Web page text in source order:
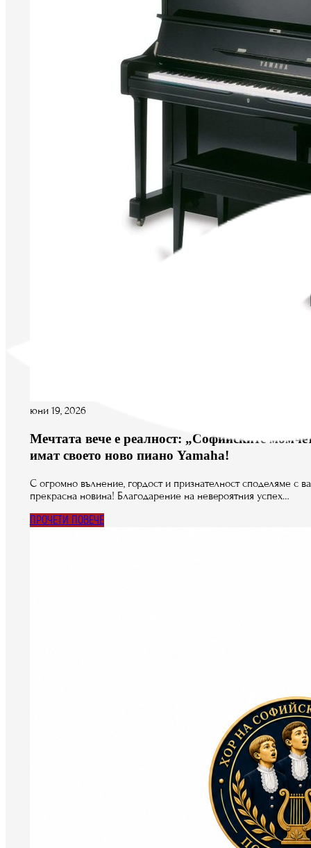
юни 19, 2026
Мечтата вече е реалност: „Софийските
имат своето ново пиано Yamaha!
С огромно вълнение, гордост и признателност споделяме с
прекрасна новина! Благодарение на невероятния успех…
ПРОЧЕТИ ПОВЕЧЕ